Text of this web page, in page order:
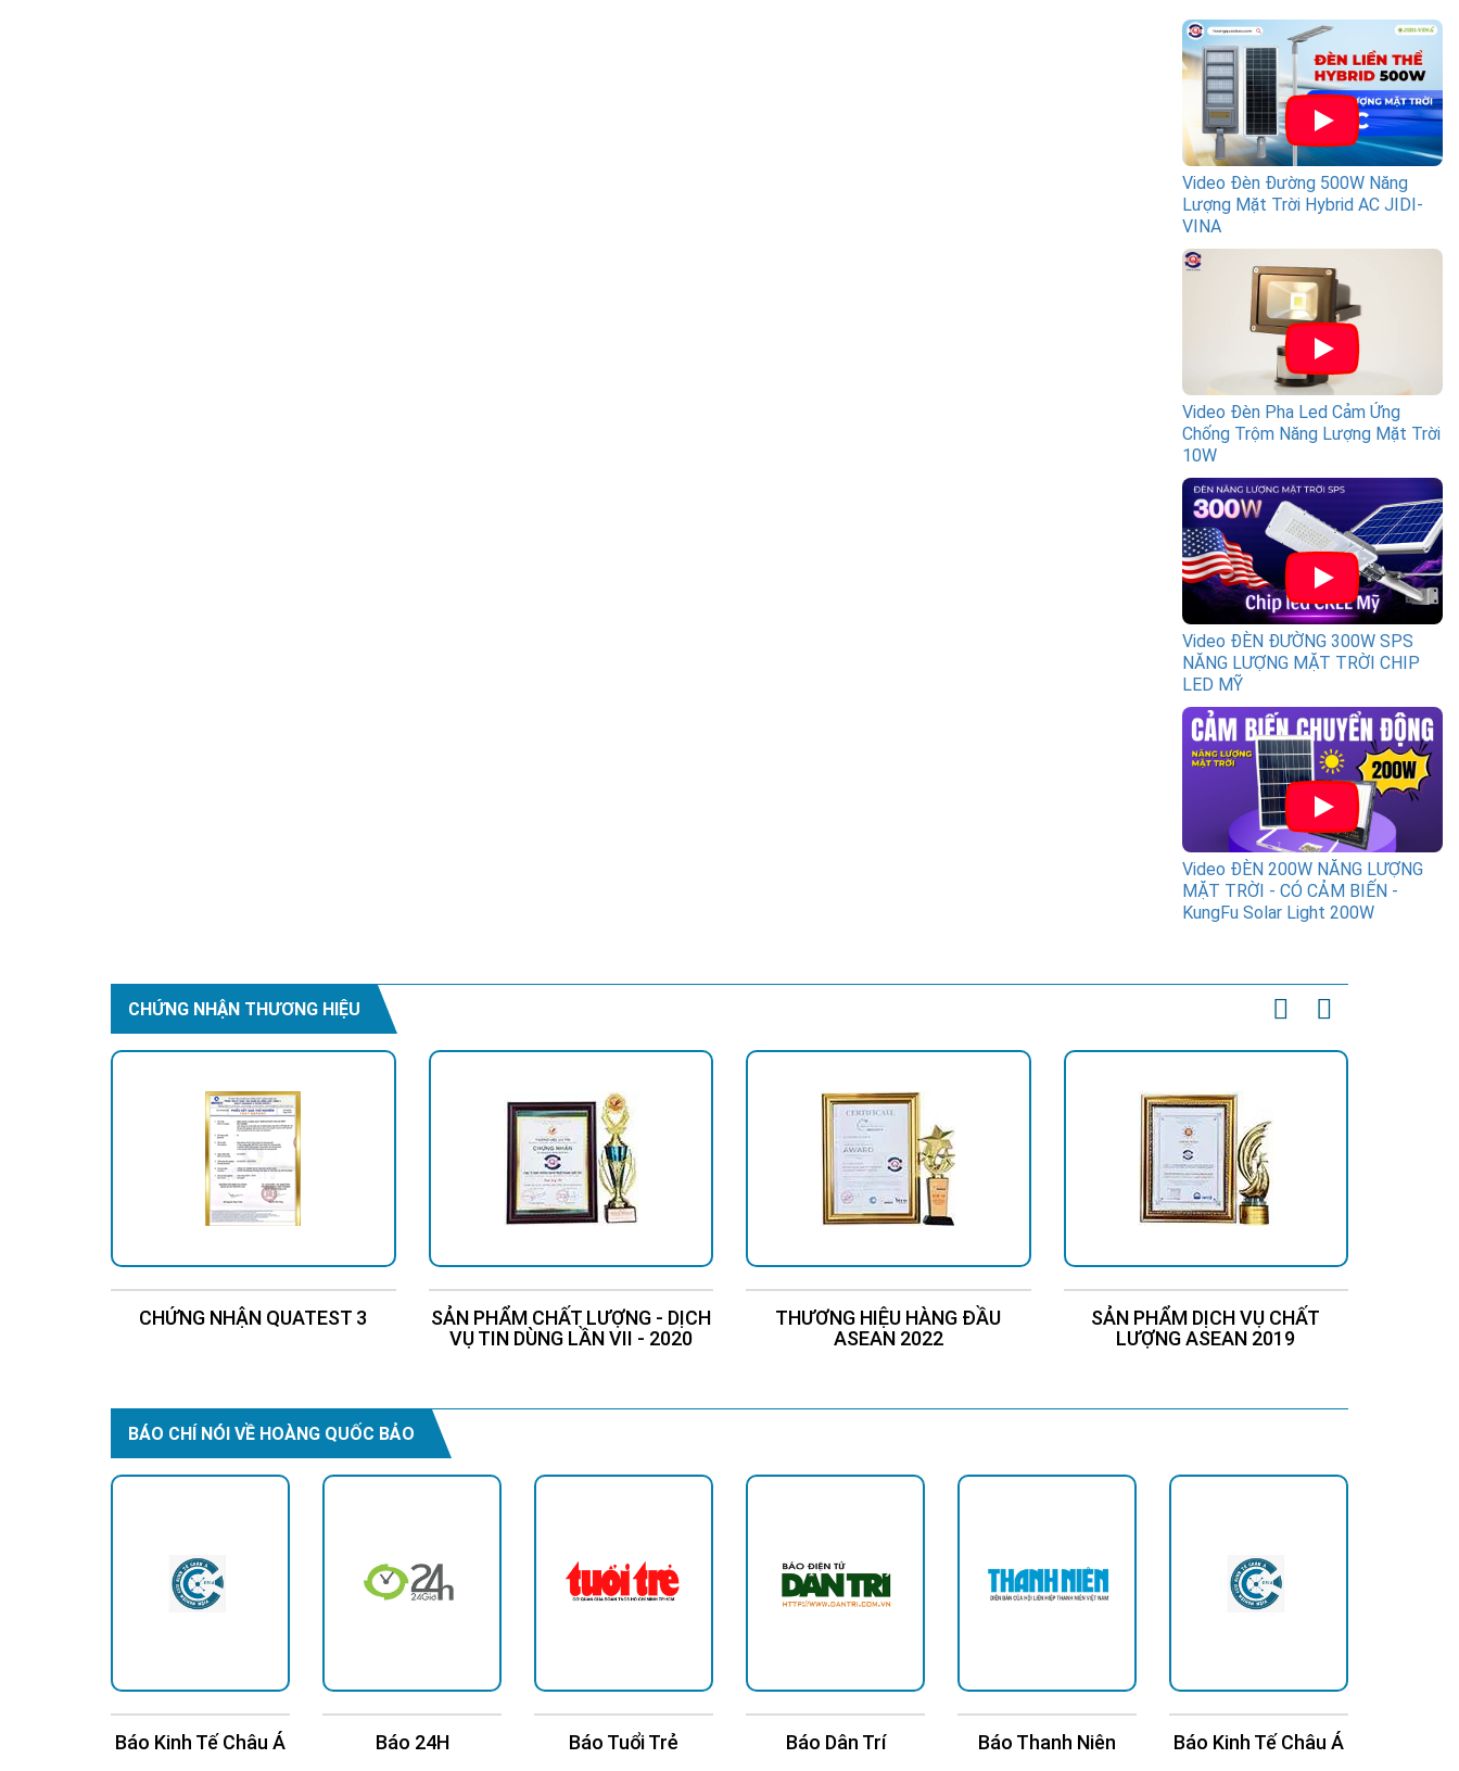
Video Đèn Đường 500W Năng
Lượng Mặt Trời Hybrid AC JIDI-
VINA
Video Đèn Pha Led Cảm Ứng
Chống Trộm Năng Lượng Mặt Trời
10W
Video ĐÈN ĐƯỜNG 300W SPS
NĂNG LƯỢNG MẶT TRỜI CHIP
LED MỸ
Video ĐÈN 200W NĂNG LƯỢNG
MẶT TRỜI - CÓ CẢM BIẾN -
KungFu Solar Light 200W
CHỨNG NHẬN THƯƠNG HIỆU
CHỨNG NHẬN QUATEST 3
SẢN PHẨM CHẤT LƯỢNG - DỊCH
VỤ TIN DÙNG LẦN VII - 2020
THƯƠNG HIỆU HÀNG ĐẦU
ASEAN 2022
SẢN PHẨM DỊCH VỤ CHẤT
LƯỢNG ASEAN 2019
BÁO CHÍ NÓI VỀ HOÀNG QUỐC BẢO
Báo Kinh Tế Châu Á Báo 24H Báo Tuổi Trẻ Báo Dân Trí Báo Thanh Niên Báo Kinh Tế Châu Á